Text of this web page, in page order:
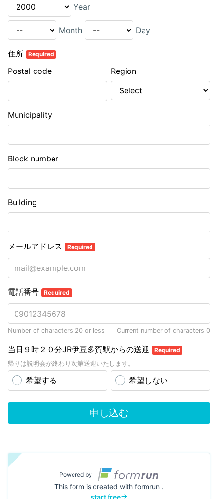
Year
Month Day
住所 Required
Postal code Region
Municipality
Block number
Building
メールアドレス Required
電話番号 Required
Number of characters 20 or less Current number of characters 0
当日９時２０分JR伊豆多賀駅からの送迎 Required
帰りは説明会が終わり次第送迎いたします。
希望する 希望しない
申し込む
Powered by
This form is created with formrun .
start free